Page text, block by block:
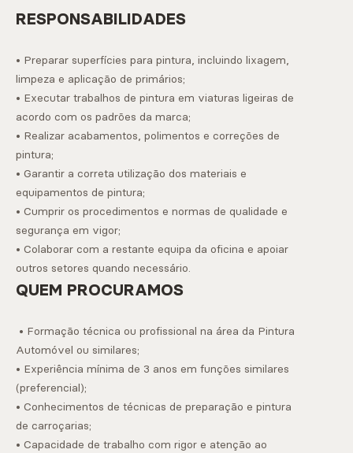
RESPONSABILIDADES
• Preparar superfícies para pintura, incluindo lixagem,
limpeza e aplicação de primários;
• Executar trabalhos de pintura em viaturas ligeiras de
acordo com os padrões da marca;
• Realizar acabamentos, polimentos e correções de
pintura;
• Garantir a correta utilização dos materiais e
equipamentos de pintura;
• Cumprir os procedimentos e normas de qualidade e
segurança em vigor;
• Colaborar com a restante equipa da oficina e apoiar
outros setores quando necessário.
QUEM PROCURAMOS
• Formação técnica ou profissional na área da Pintura
Automóvel ou similares;
• Experiência mínima de 3 anos em funções similares
(preferencial);
• Conhecimentos de técnicas de preparação e pintura
de carroçarias;
• Capacidade de trabalho com rigor e atenção ao